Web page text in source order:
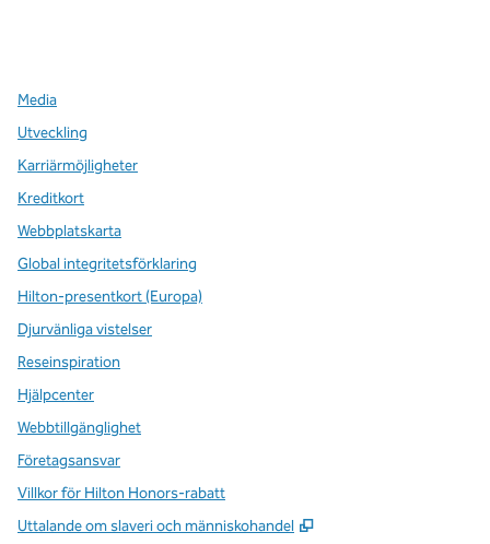
Media
Utveckling
Karriärmöjligheter
Kreditkort
Webbplatskarta
Global integritetsförklaring
Hilton-presentkort (Europa)
Djurvänliga vistelser
Reseinspiration
Hjälpcenter
Webbtillgänglighet
Företagsansvar
Villkor för Hilton Honors-rabatt
Uttalande om slaveri och människohandel
,